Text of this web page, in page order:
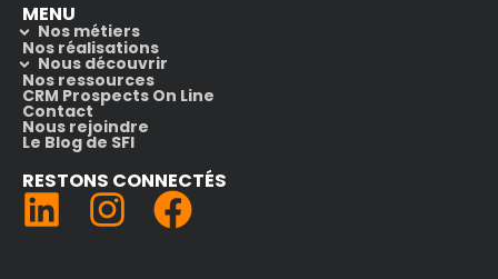
MENU
Nos métiers
Nos réalisations
Nous découvrir
Nos ressources
CRM Prospects On Line
Contact
Nous rejoindre
Le Blog de SFI
RESTONS CONNECTÉS
(nouvelle fenêtre)
(nouvelle